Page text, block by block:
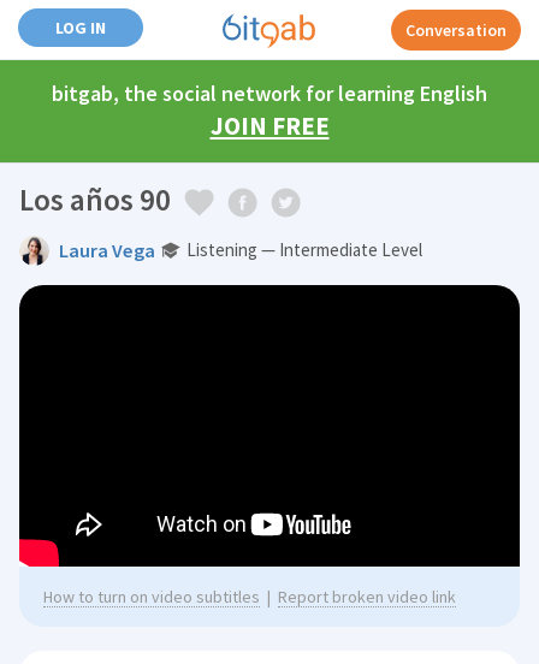
LOG IN Conversation
bitgab, the social network for learning English
JOIN FREE
Los años 90
Laura Vega Listening — Intermediate Level
How to turn on video subtitles | Report broken video link